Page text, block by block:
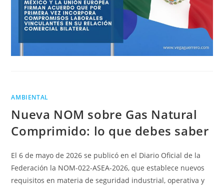
AMBIENTAL
Nueva NOM sobre Gas Natural
Comprimido: lo que debes saber
El 6 de mayo de 2026 se publicó en el Diario Oficial de la
Federación la NOM-022-ASEA-2026, que establece nuevos
requisitos en materia de seguridad industrial, operativa y